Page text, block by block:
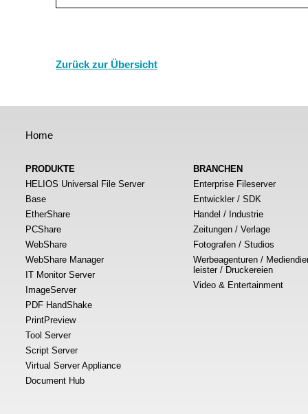
Zurück zur Übersicht
Home
PRODUKTE
HELIOS Universal File Server
Base
EtherShare
PCShare
WebShare
WebShare Manager
IT Monitor Server
ImageServer
PDF HandShake
PrintPreview
Tool Server
Script Server
Virtual Server Appliance
Document Hub
BRANCHEN
Enterprise Fileserver
Entwickler / SDK
Handel / Industrie
Zeitungen / Verlage
Fotografen / Studios
Werbeagenturen /
leister / Druckereien
Video & Entertainment